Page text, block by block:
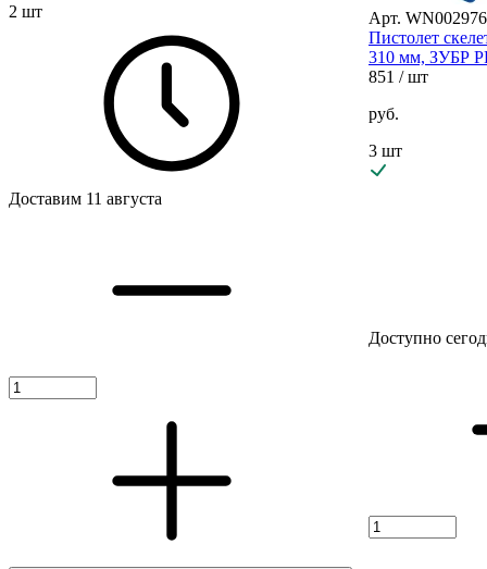
2 шт
Доставим 11 августа
Арт.
Пистолет
310 мм, ЗУБР
851 / шт
руб.
3 шт
Доступно